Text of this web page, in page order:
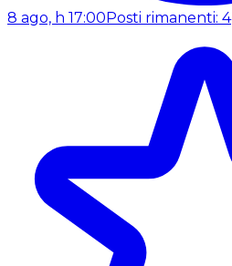
8 ago, h 17:00 Posti rimanenti: 4